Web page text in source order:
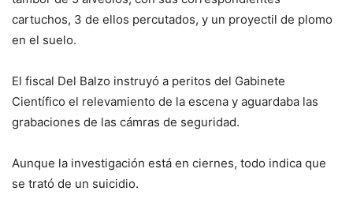
cartuchos, 3 de ellos percutados, y un proyectil de plomo
en el suelo.
El fiscal Del Balzo instruyó a peritos del Gabinete
Científico el relevamiento de la escena y aguardaba las
grabaciones de las cámras de seguridad.
Aunque la investigación está en ciernes, todo indica que
se trató de un suicidio.